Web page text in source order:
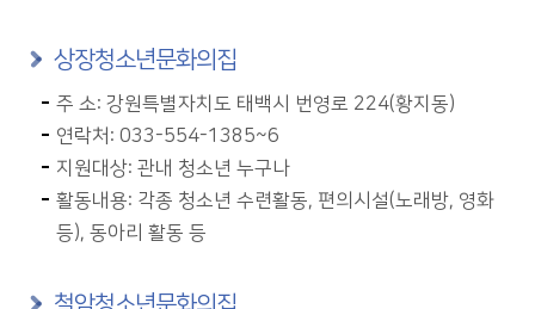
상장청소년문화의집
주 소: 강원특별자치도 태백시 번영로 224(황지동)
연락처: 033-554-1385~6
지원대상: 관내 청소년 누구나
활동내용: 각종 청소년 수련활동, 편의시설(노래방, 영화
등), 동아리 활동 등